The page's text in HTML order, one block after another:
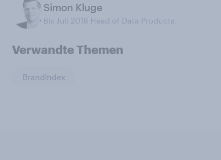
Simon Kluge
Bis Juli 2018 Head of Data Products.
Verwandte Themen
BrandIndex